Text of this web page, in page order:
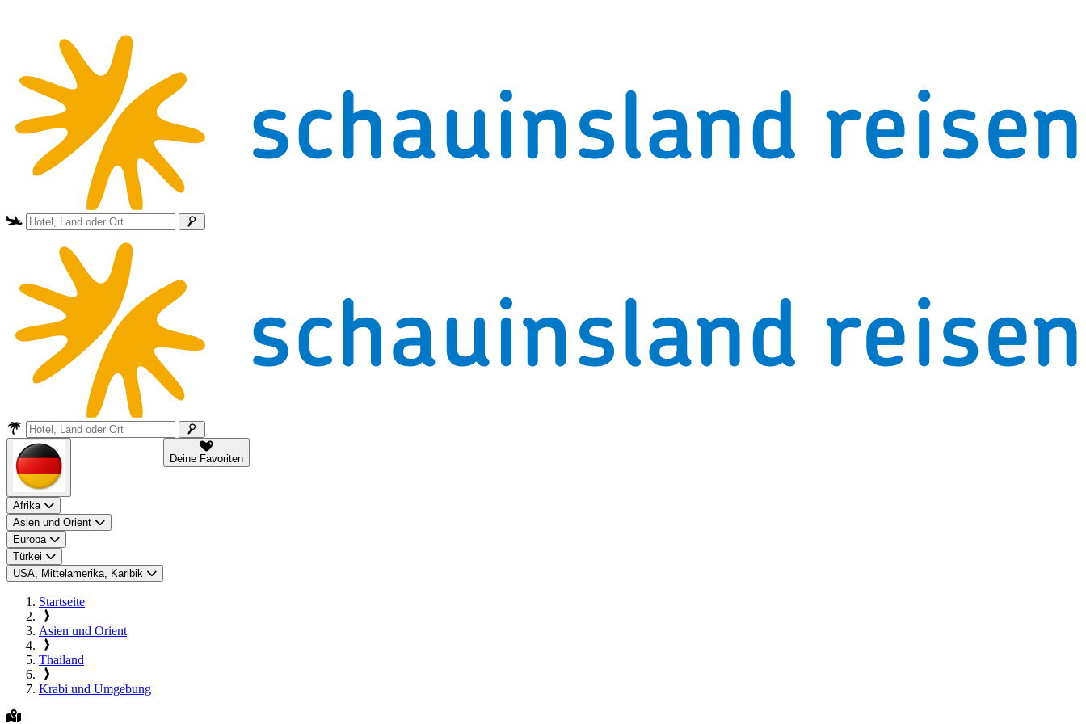
Afrika
Asien und Orient
Europa
Türkei
USA, Mittelamerika, Karibik
Deine Favoriten
Startseite
Asien und Orient
Thailand
Krabi und Umgebung